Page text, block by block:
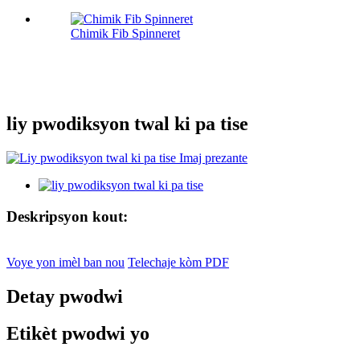
Chimik Fib Spinneret
liy pwodiksyon twal ki pa tise
Deskripsyon kout:
Voye yon imèl ban nou Telechaje kòm PDF
Detay pwodwi
Etikèt pwodwi yo